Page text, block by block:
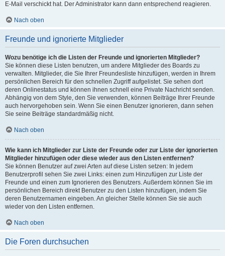
E-Mail verschickt hat. Der Administrator kann dann entsprechend reagieren.
Nach oben
Freunde und ignorierte Mitglieder
Wozu benötige ich die Listen der Freunde und ignorierten Mitglieder?
Sie können diese Listen benutzen, um andere Mitglieder des Boards zu
verwalten. Mitglieder, die Sie Ihrer Freundesliste hinzufügen, werden in Ihrem
persönlichen Bereich für den schnellen Zugriff aufgelistet. Sie sehen dort
deren Onlinestatus und können ihnen schnell eine Private Nachricht senden.
Abhängig von dem Style, den Sie verwenden, können Beiträge Ihrer Freunde
auch hervorgehoben sein. Wenn Sie einen Benutzer ignorieren, dann sehen
Sie seine Beiträge standardmäßig nicht.
Nach oben
Wie kann ich Mitglieder zur Liste der Freunde oder zur Liste der ignorierten
Mitglieder hinzufügen oder diese wieder aus den Listen entfernen?
Sie können Benutzer auf zwei Arten auf diese Listen setzen: In jedem
Benutzerprofil sehen Sie zwei Links: einen zum Hinzufügen zur Liste der
Freunde und einen zum Ignorieren des Benutzers. Außerdem können Sie im
persönlichen Bereich direkt Benutzer zu den Listen hinzufügen, indem Sie
deren Benutzernamen eingeben. An gleicher Stelle können Sie sie auch
wieder von den Listen entfernen.
Nach oben
Die Foren durchsuchen